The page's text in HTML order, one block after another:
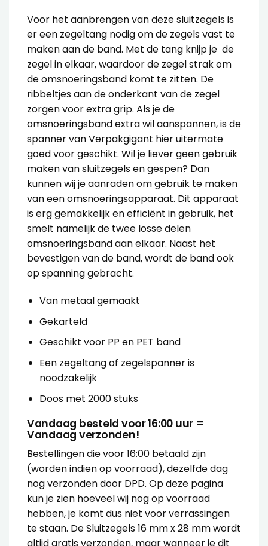
Voor het aanbrengen van deze sluitzegels is
er een zegeltang nodig om de zegels vast te
maken aan de band. Met de tang knijp je de
zegel in elkaar, waardoor de zegel strak om
de omsnoeringsband komt te zitten. De
ribbeltjes aan de onderkant van de zegel
zorgen voor extra grip. Als je de
omsnoeringsband extra wil aanspannen, is de
spanner van Verpakgigant hier uitermate
goed voor geschikt. Wil je liever geen gebruik
maken van sluitzegels en gespen? Dan
kunnen wij je aanraden om gebruik te maken
van een omsnoeringsapparaat. Dit apparaat
is erg gemakkelijk en efficiënt in gebruik, het
smelt namelijk de twee losse delen
omsnoeringsband aan elkaar. Naast het
bevestigen van de band, wordt de band ook
op spanning gebracht.
Van metaal gemaakt
Gekarteld
Geschikt voor PP en PET band
Een zegeltang of zegelspanner is
noodzakelijk
Doos met 2000 stuks
Vandaag besteld voor 16:00 uur =
Vandaag verzonden!
Bestellingen die voor 16:00 betaald zijn
(worden indien op voorraad), dezelfde dag
nog verzonden door DPD. Op deze pagina
kun je zien hoeveel wij nog op voorraad
hebben, je komt dus niet voor verrassingen
te staan. De Sluitzegels 16 mm x 28 mm wordt